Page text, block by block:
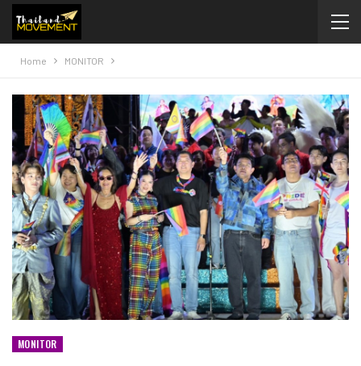
Home MONITOR
MONITOR